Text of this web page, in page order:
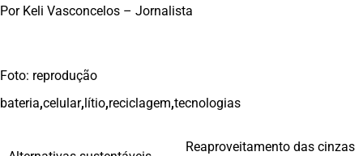
Por Keli Vasconcelos – Jornalista
Foto: reprodução
bateria,celular,lítio,reciclagem,tecnologias
Navegação
Reaproveitamento das cinzas